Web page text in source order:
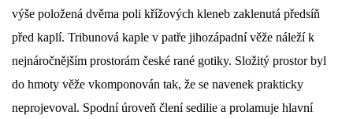
výše položená dvěma poli křížových kleneb zaklenutá předsíň
před kaplí. Tribunová kaple v patře jihozápadní věže náleží k
nejnáročnějším prostorám české rané gotiky. Složitý prostor byl
do hmoty věže vkomponován tak, že se navenek prakticky
neprojevoval. Spodní úroveň člení sedilie a prolamuje hlavní